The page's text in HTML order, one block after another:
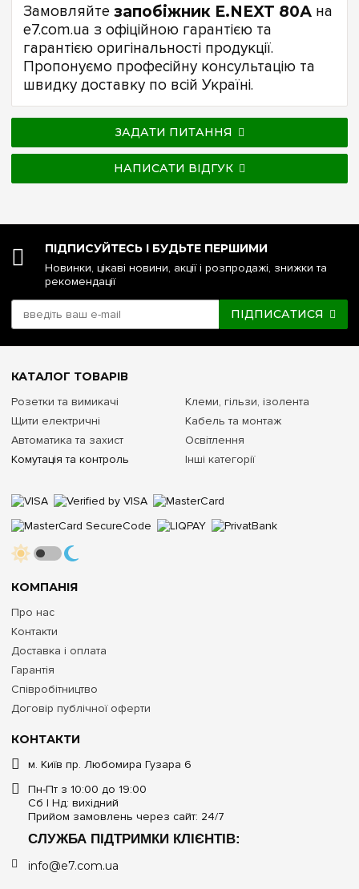
Замовляйте запобіжник E.NEXT 80А на
e7.com.ua з офіційною гарантією та
гарантією оригінальності продукції.
Пропонуємо професійну консультацію та
швидку доставку по всій Україні.
ЗАДАТИ ПИТАННЯ
НАПИСАТИ ВІДГУК
ПІДПИСУЙТЕСЬ І БУДЬТЕ ПЕРШИМИ
Новинки, цікаві новини, акції і розпродажі, знижки та
рекомендації
ПІДПИСАТИСЯ
КОНТАКТИ
м. Київ пр. Любомира Гузара 6
Пн-Пт з 10:00 до 19:00
Сб | Нд: вихідний
Прийом замовлень через сайт: 24/7
СЛУЖБА ПІДТРИМКИ КЛІЄНТІВ:
info@e7.com.ua
КОМПАНІЯ
Про нас
Контакти
Доставка і оплата
Гарантія
Співробітництво
Договір публічної оферти
КАТАЛОГ ТОВАРІВ
Розетки та вимикачі
Щити електричні
Автоматика та захист
Комутація та контроль
Клеми, гільзи, ізолента
Кабель та монтаж
Освітлення
Інші категорії